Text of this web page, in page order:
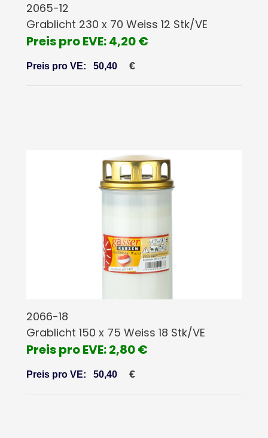
2065-12
Grablicht 230 x 70 Weiss 12 Stk/VE
Preis pro EVE: 4,20 €
Preis pro VE: 50,40 €
2066-18
Grablicht 150 x 75 Weiss 18 Stk/VE
Preis pro EVE: 2,80 €
Preis pro VE: 50,40 €